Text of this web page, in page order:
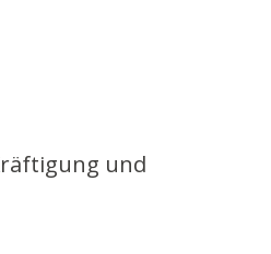
und